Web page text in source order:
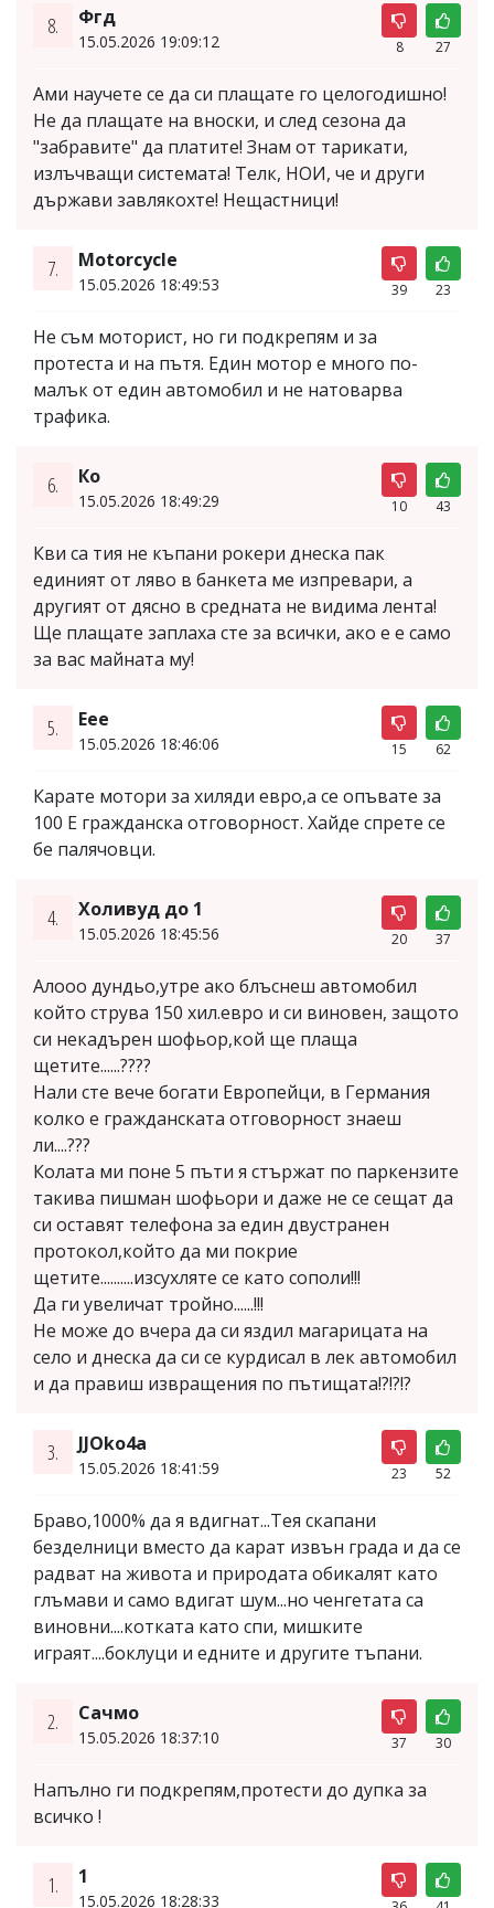
8. Фгд
15.05.2026 19:09:12 8 27
Ами научете се да си плащате го целогодишно!
Не да плащате на вноски, и след сезона да
"забравите" да платите! Знам от тарикати,
излъчващи системата! Телк, НОИ, че и други
държави завлякохте! Нещастници!
7. Motorcycle
15.05.2026 18:49:53 39 23
Не съм моторист, но ги подкрепям и за
протеста и на пътя. Един мотор е много по-
малък от един автомобил и не натоварва
трафика.
6. Ко
15.05.2026 18:49:29 10 43
Кви са тия не къпани рокери днеска пак
единият от ляво в банкета ме изпревари, а
другият от дясно в средната не видима лента!
Ще плащате заплаха сте за всички, ако е е само
за вас майната му!
5. Eee
15.05.2026 18:46:06 15 62
Карате мотори за хиляди евро,а се опъвате за
100 Е гражданска отговорност. Хайде спрете се
бе палячовци.
4. Холивуд до 1
15.05.2026 18:45:56 20 37
Алооо дундьо,утре ако блъснеш автомобил
който струва 150 хил.евро и си виновен, защото
си некадърен шофьор,кой ще плаща
щетите......????
Нали сте вече богати Европейци, в Германия
колко е гражданската отговорност знаеш
ли....???
Колата ми поне 5 пъти я стържат по паркензите
такива пишман шофьори и даже не се сещат да
си оставят телефона за един двустранен
протокол,който да ми покрие
щетите..........изсухляте се като сополи!!!
Да ги увеличат тройно......!!!
Не може до вчера да си яздил магарицата на
село и днеска да си се курдисал в лек автомобил
и да правиш извращения по пътищата!?!?!?
3. JJOko4a
15.05.2026 18:41:59 23 52
Браво,1000% да я вдигнат...Тея скапани
безделници вместо да карат извън града и да се
радват на живота и природата обикалят като
глъмави и само вдигат шум...но ченгетата са
виновни....котката като спи, мишките
играят....боклуци и едните и другите тъпани.
2. Сачмо
15.05.2026 18:37:10 37 30
Напълно ги подкрепям,протести до дупка за
всичко !
1. 1
15.05.2026 18:28:33